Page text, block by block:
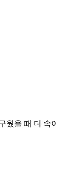
을 때 더